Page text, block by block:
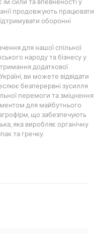
сили та впевненості у
продовжують працювати
оборонні
для нашої спільної
народу та бізнесу у
додаткової
ви можете відвідати
безперервні зусилля
перемоги та зміцнення
для майбутнього
що забезпечують
яка виробляє органічну
та гречку.